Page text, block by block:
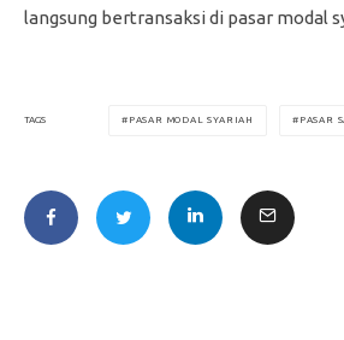
langsung bertransaksi di pasar modal
TAGS PASAR MODAL SYARIAH PASAR